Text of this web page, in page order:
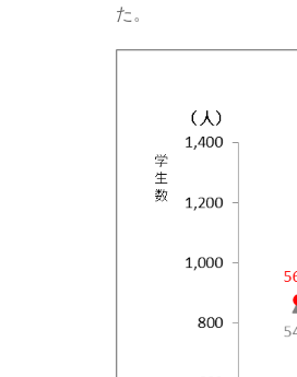
た。